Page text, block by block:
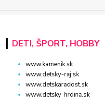
DETI, ŠPORT, HOBBY
www.kamenik.sk
www.detsky-raj.sk
www.detskaradost.sk
www.detsky-hrdina.sk